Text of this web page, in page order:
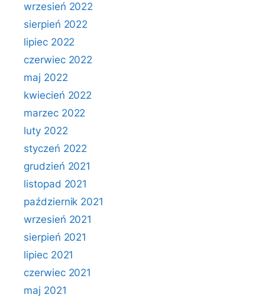
wrzesień 2022
sierpień 2022
lipiec 2022
czerwiec 2022
maj 2022
kwiecień 2022
marzec 2022
luty 2022
styczeń 2022
grudzień 2021
listopad 2021
październik 2021
wrzesień 2021
sierpień 2021
lipiec 2021
czerwiec 2021
maj 2021